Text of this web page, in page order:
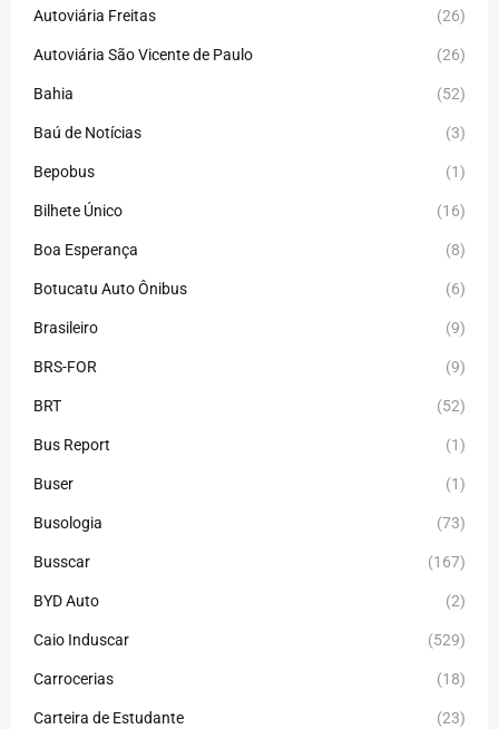
Autoviária Freitas (26)
Autoviária São Vicente de Paulo (26)
Bahia (52)
Baú de Notícias (3)
Bepobus (1)
Bilhete Único (16)
Boa Esperança (8)
Botucatu Auto Ônibus (6)
Brasileiro (9)
BRS-FOR (9)
BRT (52)
Bus Report (1)
Buser (1)
Busologia (73)
Busscar (167)
BYD Auto (2)
Caio Induscar (529)
Carrocerias (18)
Carteira de Estudante (23)